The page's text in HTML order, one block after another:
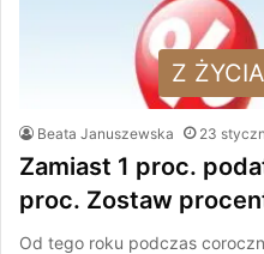
Z
Beata Januszewska 23
Zamiast 1 proc.
proc. Zostaw
Od tego roku podczas